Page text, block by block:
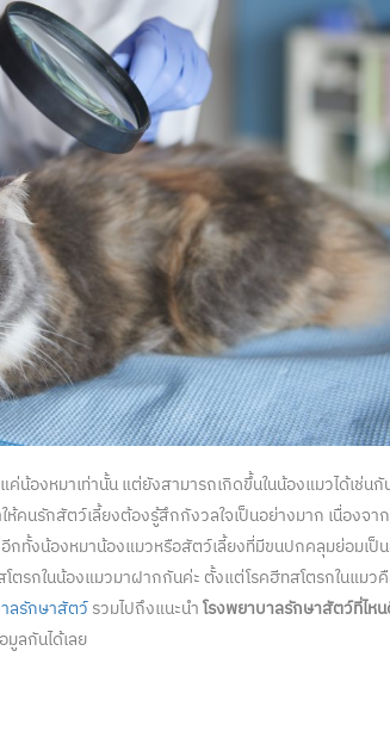
ค่น้องหมาเท่านั้น แต่ยังสามารถเกิดขึ้นในน้องแมวได้เช่น
ห้คนรักสัตว์เลี้ยงต้องรู้สึกกังวลใจเป็นอย่างมาก เนื่องจา
กทั้งน้องหมาน้องแมวหรือสัตว์เลี้ยงที่มีขนปกคลุมย่อมเป็
ตรกในน้องแมวมาฝากกันค่ะ ตั้งแต่โรคฮีทสโตรกในแมว
ลรักษาสัตว์รวมไปถึงแนะนำโรงพยาบาลรักษาสัตว์ที่ไห
ลกันได้เลย